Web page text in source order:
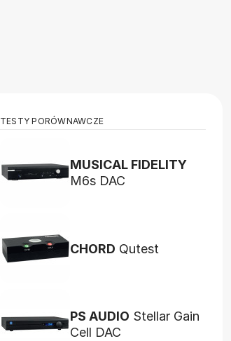
TESTY PORÓWNAWCZE
MUSICAL FIDELITY
M6s DAC
CHORD Qutest
PS AUDIO Stellar Gain
Cell DAC